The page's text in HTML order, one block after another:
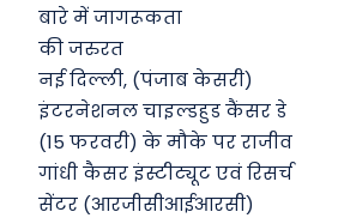
बारे में जागरूकता
की जरुरत
नई दिल्ली, (पंजाब केसरी)
इंटरनेशनल चाइल्डहुड कैंसर डे
(15 फरवरी) के मौके पर राजीव
गांधी कैसर इंस्टीट्यूट एवं रिसर्च
सेंटर (आरजीसीआईआरसी)